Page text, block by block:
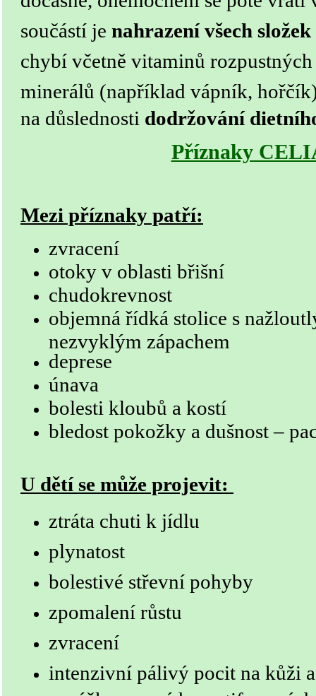
součástí je nahrazení všech
chybí včetně vitaminů
minerálů (například vápník,
na důslednosti dodržování
Příznaky
Mezi příznaky patří:
zvracení
otoky v oblasti břišní
chudokrevnost
objemná řídká stolice s
nezvyklým zápachem
deprese
únava
bolesti kloubů a kostí
bledost pokožky a dušnost –
U dětí se může projevit:
ztráta chuti k jídlu
plynatost
bolestivé střevní pohyby
zpomalení růstu
zvracení
intenzivní pálivý pocit na kůži